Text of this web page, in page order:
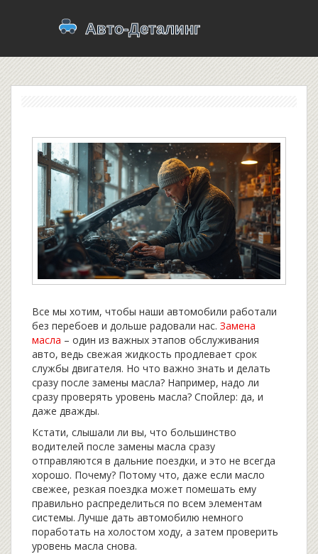
Все мы хотим, чтобы наши автомобили работали
без перебоев и дольше радовали нас. Замена
масла – один из важных этапов обслуживания
авто, ведь свежая жидкость продлевает срок
службы двигателя. Но что важно знать и делать
сразу после замены масла? Например, надо ли
сразу проверять уровень масла? Спойлер: да, и
даже дважды.
Кстати, слышали ли вы, что большинство
водителей после замены масла сразу
отправляются в дальние поездки, и это не всегда
хорошо. Почему? Потому что, даже если масло
свежее, резкая поездка может помешать ему
правильно распределиться по всем элементам
системы. Лучше дать автомобилю немного
поработать на холостом ходу, а затем проверить
уровень масла снова.